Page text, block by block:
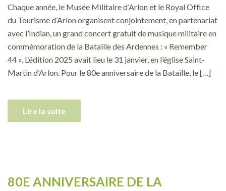
Chaque année, le Musée Militaire d’Arlon et le Royal Office
du Tourisme d’Arlon organisent conjointement, en partenariat
avec l’Indian, un grand concert gratuit de musique militaire en
commémoration de la Bataille des Ardennes : « Remember
44 ». L’édition 2025 avait lieu le 31 janvier, en l’église Saint-
Martin d’Arlon. Pour le 80e anniversaire de la Bataille, le […]
Lire la suite
80E ANNIVERSAIRE DE LA